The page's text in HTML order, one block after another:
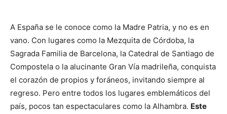
A España se le conoce como la Madre Patria, y no es en
vano. Con lugares como la Mezquita de Córdoba, la
Sagrada Familia de Barcelona, la Catedral de Santiago de
Compostela o la alucinante Gran Vía madrileña, conquista
el corazón de propios y foráneos, invitando siempre al
regreso. Pero entre todos los lugares emblemáticos del
país, pocos tan espectaculares como la Alhambra. Este